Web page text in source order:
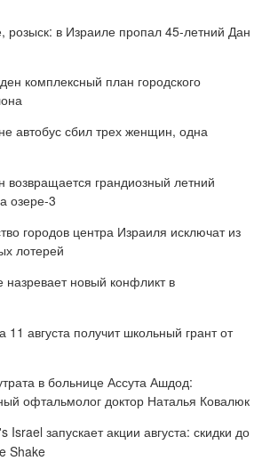
розыск: в Израиле пропал 45-летний Дан
комплексный план городского
автобус сбил трех женщин, одна
возвращается грандиозный летний
озере-3
городов центра Израиля исключат из
лотерей
назревает новый конфликт в
11 августа получит школьный грант от
в больнице Ассута Ашдод:
офтальмолог доктор Наталья Ковалюк
Israel запускает акции августа: скидки до
Shake